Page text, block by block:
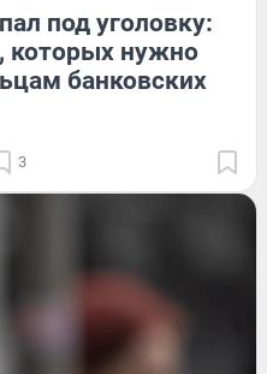
под уголовку:
которых нужно
банковских
3